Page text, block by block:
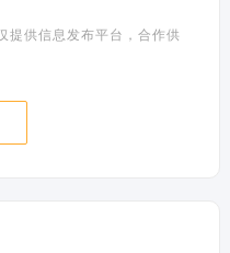
提供信息发布平台，合作供